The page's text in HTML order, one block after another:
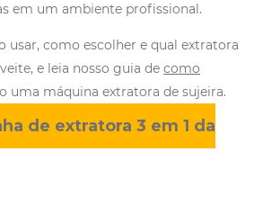
em um ambiente profissional.
usar, como escolher e qual extratora
e leia nosso guia de como
uma máquina extratora de sujeira.
de extratora 3 em 1 da